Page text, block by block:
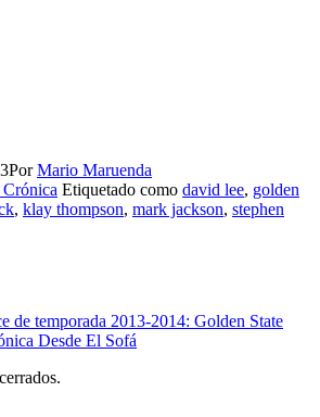
PorMario Maruenda
Etiquetado como david lee, golden
, klay thompson, mark jackson, stephen
de temporada 2013-2014: Golden State
Desde El Sofá